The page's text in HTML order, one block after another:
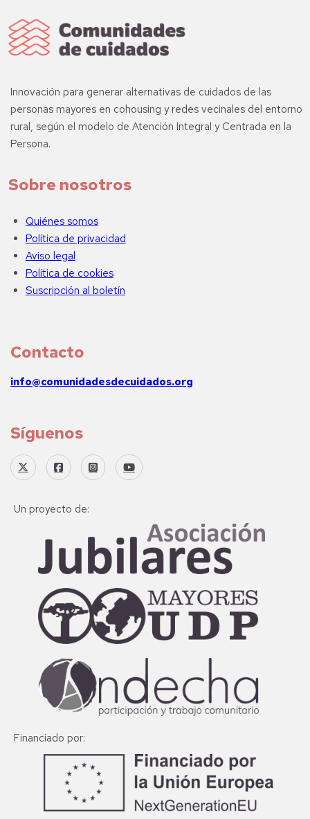
Innovación para generar alternativas de cuidados de las
personas mayores en cohousing y redes vecinales del entorno
rural, según el modelo de Atención Integral y Centrada en la
Persona.
Sobre nosotros
Quiénes somos
Política de privacidad
Aviso legal
Política de cookies
Suscripción al boletín
Contacto
info@comunidadesdecuidados.org
Síguenos
Un proyecto de:
Financiado por: